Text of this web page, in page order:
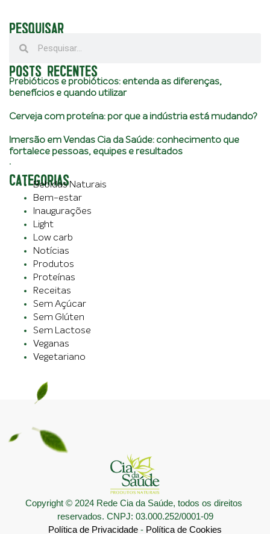
PESQUISAR
POSTS RECENTES
Prebióticos e probióticos: entenda as diferenças,
benefícios e quando utilizar
Cerveja com proteína: por que a indústria está mudando?
Imersão em Vendas Cia da Saúde: conhecimento que
fortalece pessoas, equipes e resultados
CATEGORIAS
.
Bebidas Naturais
Bem-estar
Inaugurações
Light
Low carb
Notícias
Produtos
Proteínas
Receitas
Sem Açúcar
Sem Glúten
Sem Lactose
Veganas
Vegetariano
Copyright © 2024 Rede Cia da Saúde, todos os direitos
reservados. CNPJ: 03.000.252/0001-09
Política de Privacidade - Política de Cookies